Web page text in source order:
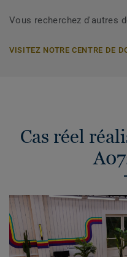
Vous recherchez d'autres
VISITEZ NOTRE CENTRE DE
Cas réel